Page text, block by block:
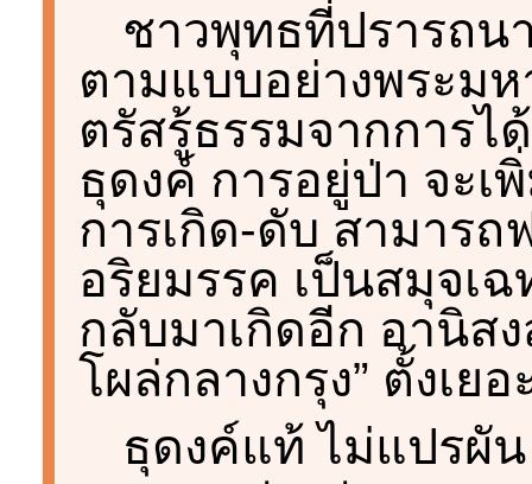
ชาวพุทธที่ปรารถน
ตามแบบอย่างพระมห
ตรัสรู้ธรรมจากการไ
ธุดงค์ การอยู่ป่า จะเ
การเกิด-ดับ สามาร
อริยมรรค เป็นสมุจเ
กลับมาเกิดอีก อานิส
โผล่กลางกรุง” ตั้งเยอ
ธุดงค์แท้ ไม่แปรผัน